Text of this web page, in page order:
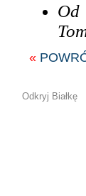
«
Odkryj Białkę